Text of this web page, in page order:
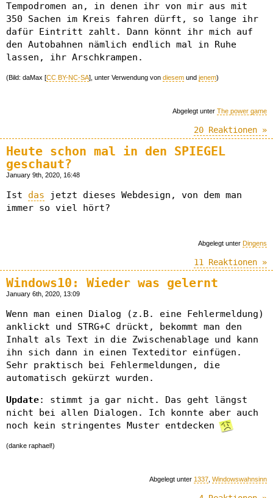
Tempodromen an, in denen ihr von mir aus mit
350 Sachen im Kreis fahren dürft, so lange ihr
dafür Eintritt zahlt. Dann könnt ihr mich auf
den Autobahnen nämlich endlich mal in Ruhe
lassen, ihr Arschkrampen.
(Bild: daMax [CC BY-NC-SA], unter Verwendung von diesem und jenem)
Abgelegt unter The power game
20 Reaktionen »
Heute schon mal in den SPIEGEL
geschaut?
January 9th, 2020, 16:48
Ist das jetzt dieses Webdesign, von dem man
immer so viel hört?
Abgelegt unter Dingens
11 Reaktionen »
Windows10: Wieder was gelernt
January 6th, 2020, 13:09
Wenn man einen Dialog (z.B. eine Fehlermeldung)
anklickt und STRG+C drückt, bekommt man den
Inhalt als Text in die Zwischenablage und kann
ihn sich dann in einen Texteditor einfügen.
Sehr praktisch bei Fehlermeldungen, die
automatisch gekürzt wurden.
Update: stimmt ja gar nicht. Das geht längst
nicht bei allen Dialogen. Ich konnte aber auch
noch kein stringentes Muster entdecken
(danke raphael!)
Abgelegt unter 1337 Windowswahnsinn